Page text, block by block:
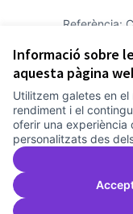
Informació sobre
aquesta pàgina
Utilitzem galetes en
rendiment i el
oferir una experiència
personalitzats des
Referència:
Termes i condicions
Configuració de les
Comunitat Canòdrom
(Link externo)
Comunitat Canòdrom
(Link externo)
Comunitat Canòdrom
(Link externo)
Català
Triar la llengua Elegir el